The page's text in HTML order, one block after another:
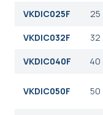
VKDIC025F 25
VKDIC032F 32
VKDIC040F 40
VKDIC050F 50